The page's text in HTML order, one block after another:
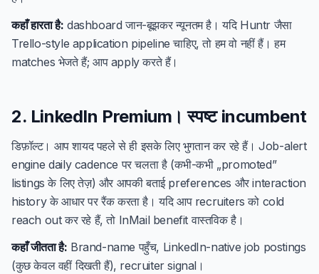
कहाँ हारता है: dashboard जान-बूझकर न्यूनतम है। यदि Huntr जैसा
Trello-style application pipeline चाहिए, तो हम वो नहीं हैं। हम
matches भेजते हैं; आप apply करते हैं।
2. LinkedIn Premium। स्पष्ट incumbent
डिफ़ॉल्ट। आप शायद पहले से ही इसके लिए भुगतान कर रहे हैं। Job-alert
engine daily cadence पर चलता है (कभी-कभी „promoted”
listings के लिए तेज़) और आपकी बताई preferences और interaction
history के आधार पर रैंक करता है। यदि आप recruiters को cold
reach out कर रहे हैं, तो InMail benefit वास्तविक है।
कहाँ जीतता है: Brand-name पहुँच, LinkedIn-native job postings
(कुछ केवल वहीं दिखती हैं), recruiter signal।